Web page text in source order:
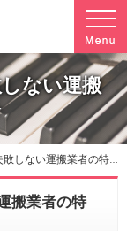
ない運搬
なら料金も魅力の当社へ
搬業者の特徴や運搬方法を紹介
搬業者の特